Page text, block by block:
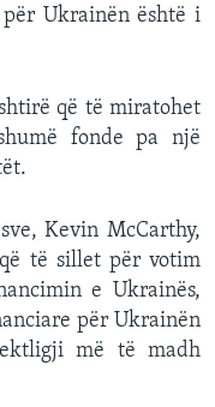
Ukrainën është i
që të miratohet
fonde pa një
Kevin McCarthy,
të sillet për votim
e Ukrainës,
për Ukrainën
më të madh